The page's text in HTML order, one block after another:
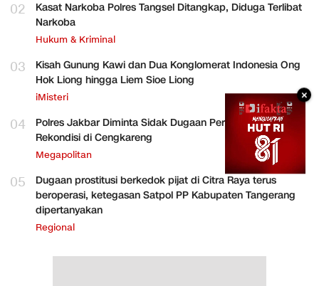
02
Kasat Narkoba Polres Tangsel Ditangkap, Diduga Terlibat
Narkoba
Hukum & Kriminal
03
Kisah Gunung Kawi dan Dua Konglomerat Indonesia Ong
Hok Liong hingga Liem Sioe Liong
iMisteri
04
Polres Jakbar Diminta Sidak Dugaan Perakitan HP
Rekondisi di Cengkareng
Megapolitan
05
Dugaan prostitusi berkedok pijat di Citra Raya terus
beroperasi, ketegasan Satpol PP Kabupaten Tangerang
dipertanyakan
Regional
×